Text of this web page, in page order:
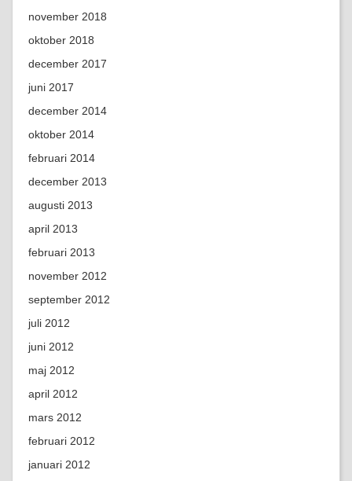
november 2018
oktober 2018
december 2017
juni 2017
december 2014
oktober 2014
februari 2014
december 2013
augusti 2013
april 2013
februari 2013
november 2012
september 2012
juli 2012
juni 2012
maj 2012
april 2012
mars 2012
februari 2012
januari 2012